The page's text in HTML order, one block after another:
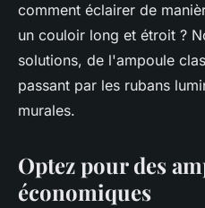
comment éclairer de
un couloir long et étroit ?
solutions, de l'ampoule
passant par les rubans
murales.
Optez pour des
économiques